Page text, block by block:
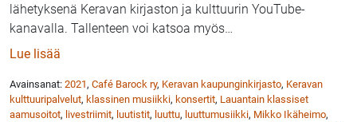
lähetyksenä Keravan kirjaston ja kulttuurin YouTube-
kanavalla. Tallenteen voi katsoa myös …
Lue lisää
Avainsanat: 2021 , Café Barock ry, Keravan kaupunginkirjasto, Keravan
kulttuuripalvelut, klassinen musiikki, konsertit, Lauantain klassiset
aamusoitot, livestriimit, luutistit, luuttu, luuttumusiikki, Mikko Ikäheimo,